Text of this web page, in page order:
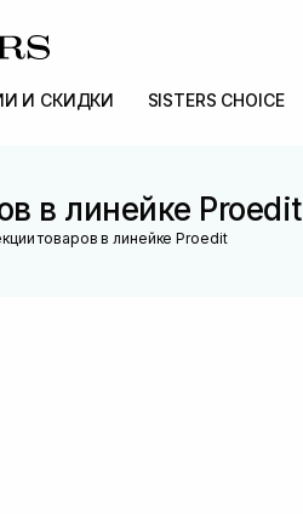
И СКИДКИ SISTERS CHOICE
в линейке Proedit
товаров в линейке Proedit